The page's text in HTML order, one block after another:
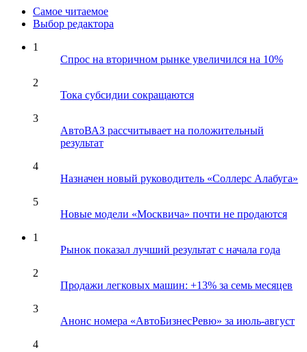
Самое читаемое
Выбор редактора
1
Спрос на вторичном рынке увеличился на 10%
2
Тока субсидии сокращаются
3
АвтоВАЗ рассчитывает на положительный
результат
4
Назначен новый руководитель «Соллерс Алабуга»
5
Новые модели «Москвича» почти не продаются
1
Рынок показал лучший результат с начала года
2
Продажи легковых машин: +13% за семь месяцев
3
Анонс номера «АвтоБизнесРевю» за июль-август
4